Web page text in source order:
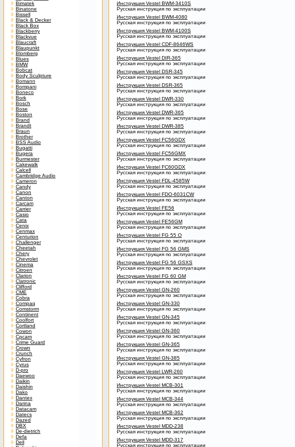
Bimatek
Binatone
Bissell
Black & Decker
Black Box
Blackberry
Blackvue
Blaucraft
Blaupunkt
Blomberg
Blues
BMW
Bobcat
Body Sculpture
Bomann
Bompani
Boneco
Bork
Bosch
Bose
Boston
Brand
Brandt
Braun
Brother
BSS Audio
Bugatti
Bugera
Burmester
Cakewalk
Calcell
Cambridge Audio
Cameron
Candy
Canon
Canton
Carcam
Carrier
Casio
Cata
Cenix
Cenmax
Centurion
Challenger
Cheetah
Chery
Chevrolet
Cinema
Citroen
Clarion
Clatronic
Clifford
CME
Cobra
Compaq
Comstorm
Continent
Coolfort
Cortland
Cowon
Cpcam
Crime Guard
Crown
Crunch
Cyfron
Cyrus
D-pro
Daewoo
Daikin
Daishin
Dako
Dantex
Darina
Datacam
Datecs
Dazed
DBX
De-dietrich
Defa
Dell
Инструкция Vestel BWM-3410S
Русская инструкция по эксплуатации
Инструкция Vestel BWM-4080
Русская инструкция по эксплуатации
Инструкция Vestel BWM-4100S
Русская инструкция по эксплуатации
Инструкция Vestel CDF-8646WS
Русская инструкция по эксплуатации
Инструкция Vestel DIR-365
Русская инструкция по эксплуатации
Инструкция Vestel DSR-345
Русская инструкция по эксплуатации
Инструкция Vestel DSR-365
Русская инструкция по эксплуатации
Инструкция Vestel DWR-330
Русская инструкция по эксплуатации
Инструкция Vestel DWR-365
Русская инструкция по эксплуатации
Инструкция Vestel DWR-385
Русская инструкция по эксплуатации
Инструкция Vestel FC56GDX
Русская инструкция по эксплуатации
Инструкция Vestel FC56GMX
Русская инструкция по эксплуатации
Инструкция Vestel FC60GDX
Русская инструкция по эксплуатации
Инструкция Vestel FDL-4585W
Русская инструкция по эксплуатации
Инструкция Vestel FDO-6031CW
Русская инструкция по эксплуатации
Инструкция Vestel FE56
Русская инструкция по эксплуатации
Инструкция Vestel FE56GM
Русская инструкция по эксплуатации
Инструкция Vestel FG 55 O
Русская инструкция по эксплуатации
Инструкция Vestel FG 56 GMS
Русская инструкция по эксплуатации
Инструкция Vestel FG 56 GSXS
Русская инструкция по эксплуатации
Инструкция Vestel FG 60 GM
Русская инструкция по эксплуатации
Инструкция Vestel GN-260
Русская инструкция по эксплуатации
Инструкция Vestel GN-330
Русская инструкция по эксплуатации
Инструкция Vestel GN-345
Русская инструкция по эксплуатации
Инструкция Vestel GN-360
Русская инструкция по эксплуатации
Инструкция Vestel GN-365
Русская инструкция по эксплуатации
Инструкция Vestel GN-385
Русская инструкция по эксплуатации
Инструкция Vestel LWR-260
Русская инструкция по эксплуатации
Инструкция Vestel MCB-301
Русская инструкция по эксплуатации
Инструкция Vestel MCB-344
Русская инструкция по эксплуатации
Инструкция Vestel MCB-362
Русская инструкция по эксплуатации
Инструкция Vestel MDD-238
Русская инструкция по эксплуатации
Инструкция Vestel MDD-317
Русская инструкция по эксплуатации